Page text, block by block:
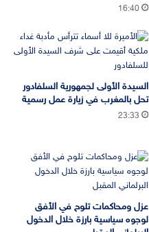
16:40
السيدة الأولى لجمهورية السلفادور
تحل بالمغرب في زيارة عمل رسمية
23:33
عزل ومحاكمات تلوح في الأفق
لوجوه سياسية بارزة خلال الدخول